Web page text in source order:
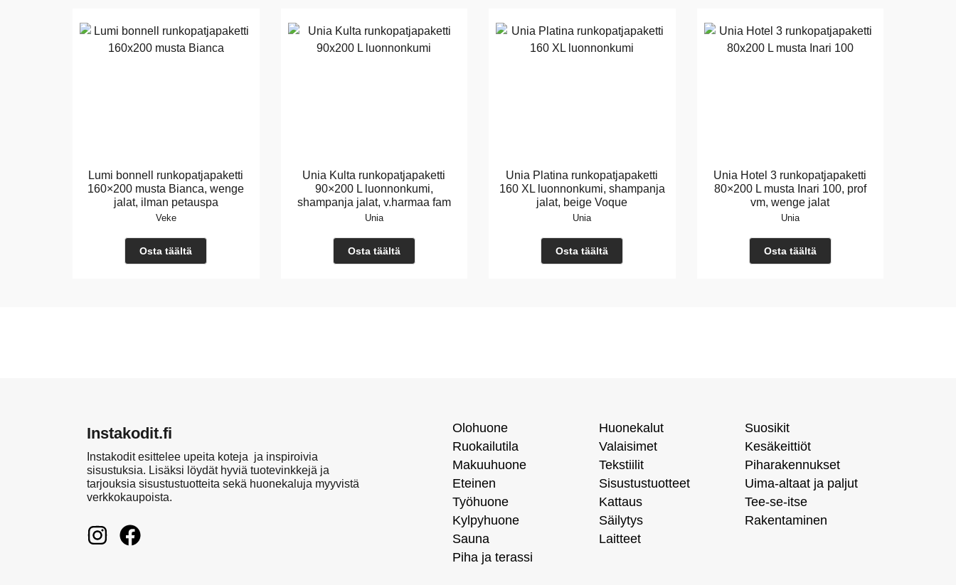
Lumi bonnell runkopatjapaketti
160×200 musta Bianca, wenge
jalat, ilman petauspa
Veke
Osta täältä
Unia Kulta runkopatjapaketti
90×200 L luonnonkumi,
shampanja jalat, v.harmaa fam
Unia
Osta täältä
Unia Platina runkopatjapaketti
160 XL luonnonkumi, shampanja
jalat, beige Voque
Unia
Osta täältä
Unia Hotel 3 runkopatjapaketti
80×200 L musta Inari 100, prof
vm, wenge jalat
Unia
Osta täältä
Instakodit.fi
Instakodit esittelee upeita koteja ja inspiroivia
sisustuksia. Lisäksi löydät hyviä tuotevinkkejä ja
tarjouksia sisustustuotteita sekä huonekaluja myyvistä
verkkokaupoista.
Olohuone
Ruokailutila
Makuuhuone
Eteinen
Työhuone
Kylpyhuone
Sauna
Piha ja terassi
Huonekalut
Valaisimet
Tekstiilit
Sisustustuotteet
Kattaus
Säilytys
Laitteet
Suosikit
Kesäkeittiöt
Piharakennukset
Uima-altaat ja paljut
Tee-se-itse
Rakentaminen